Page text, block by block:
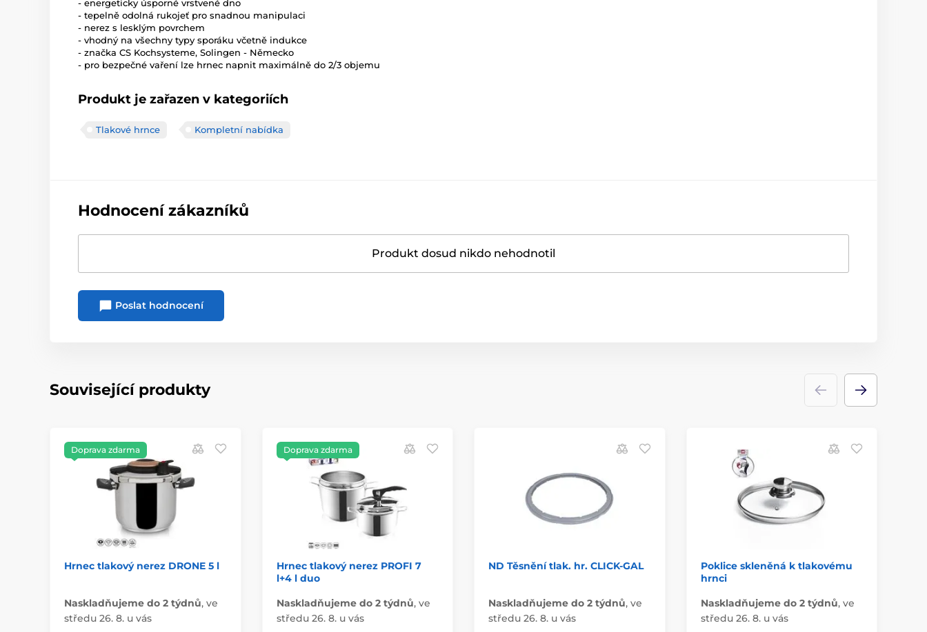
- energeticky úsporné vrstvené dno
- tepelně odolná rukojeť pro snadnou manipulaci
- nerez s lesklým povrchem
- vhodný na všechny typy sporáku včetně indukce
- značka CS Kochsysteme, Solingen - Německo
- pro bezpečné vaření lze hrnec napnit maximálně do 2/3 objemu
Produkt je zařazen v kategoriích
Tlakové hrnce Kompletní nabídka
Hodnocení zákazníků
Produkt dosud nikdo nehodnotil
Poslat hodnocení
Související produkty
Doprava zdarma
Hrnec tlakový nerez DRONE 5 l
Naskladňujeme do 2 týdnů, ve
středu 26. 8. u vás
Doprava zdarma
Hrnec tlakový nerez PROFI 7
l+4 l duo
Naskladňujeme do 2 týdnů, ve
středu 26. 8. u vás
ND Těsnění tlak. hr. CLICK-GAL
Naskladňujeme do 2 týdnů, ve
středu 26. 8. u vás
Poklice skleněná k tlakovému
hrnci
Naskladňujeme do 2 týdnů, ve
středu 26. 8. u vás